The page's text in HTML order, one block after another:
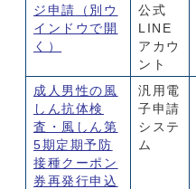
ジ申請
（別ウ
インドウで開
く）
公式
LINE
アカウ
ント
成人男性の風
しん抗体検
査・風しん第
5期定期予防
接種クーポン
券再発行申込
汎用電
子申請
システ
ム